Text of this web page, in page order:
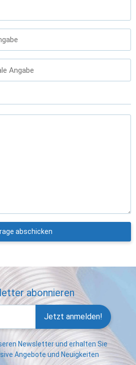
Angabe
abschicken
abonnieren
Jetzt anmelden!
Newsletter und erhalten Sie
Angebote und Neuigkeiten